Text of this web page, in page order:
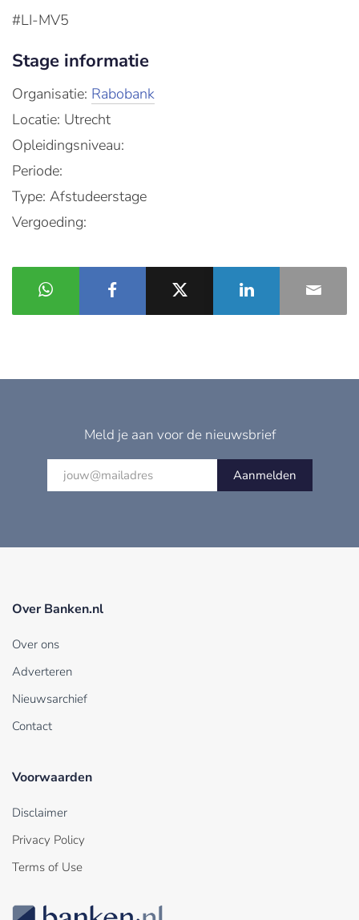
#LI-MV5​
Stage informatie
Organisatie: Rabobank
Locatie: Utrecht
Opleidingsniveau:
Periode:
Type: Afstudeerstage
Vergoeding:
Meld je aan voor de nieuwsbrief
Aanmelden
Over Banken.nl
Over ons
Adverteren
Nieuwsarchief
Contact
Voorwaarden
Disclaimer
Privacy Policy
Terms of Use